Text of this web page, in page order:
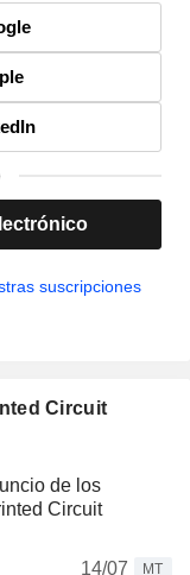
suscripciones
Circuit
de los
Circuit
14/07
MT